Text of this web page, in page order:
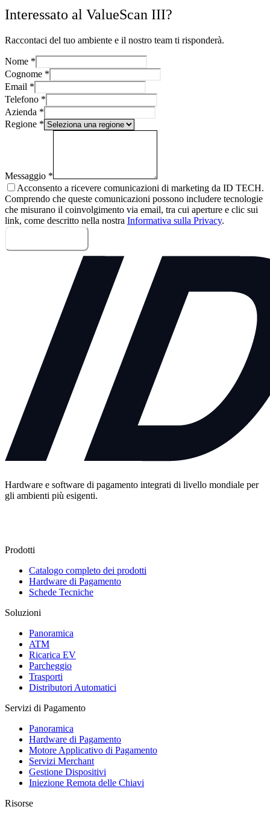
Interessato al ValueScan III?
Raccontaci del tuo ambiente e il nostro team ti risponderà.
Nome *
Cognome *
Email *
Telefono *
Azienda *
Regione *
Messaggio *
Acconsento a ricevere comunicazioni di marketing da ID TECH.
Comprendo che queste comunicazioni possono includere tecnologie
che misurano il coinvolgimento via email, tra cui aperture e clic sui
link, come descritto nella nostra Informativa sulla Privacy.
Hardware e software di pagamento integrati di livello mondiale per
gli ambienti più esigenti.
Prodotti
Catalogo completo dei prodotti
Hardware di Pagamento
Schede Tecniche
Soluzioni
Panoramica
ATM
Ricarica EV
Parcheggio
Trasporti
Distributori Automatici
Servizi di Pagamento
Panoramica
Hardware di Pagamento
Motore Applicativo di Pagamento
Servizi Merchant
Gestione Dispositivi
Iniezione Remota delle Chiavi
Risorse